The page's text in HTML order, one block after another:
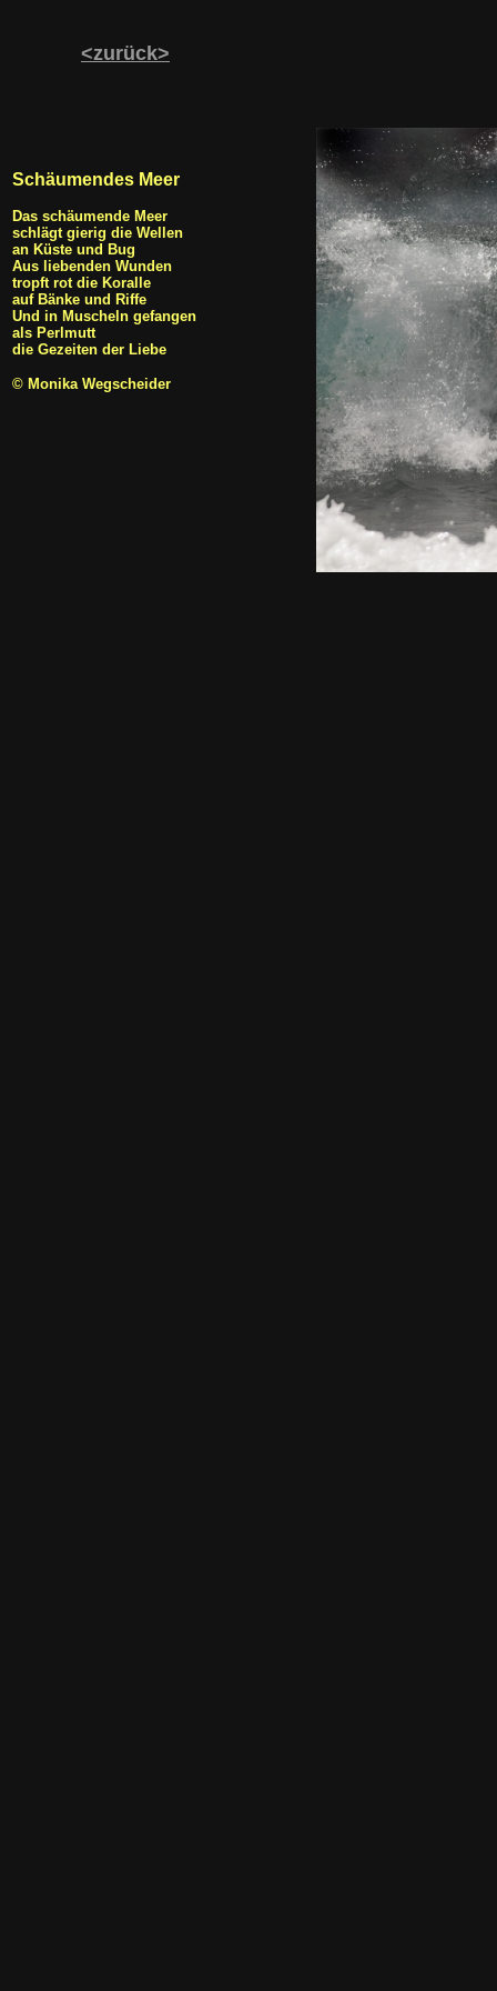
<zurück>
Schäumendes Meer
Das schäumende Meer
schlägt gierig die Wellen
an Küste und Bug
Aus liebenden Wunden
tropft rot die Koralle
auf Bänke und Riffe
Und in Muscheln gefangen
als Perlmutt
die Gezeiten der Liebe
© Monika Wegscheider